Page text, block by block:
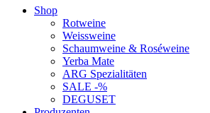
Shop
Rotweine
Weissweine
Schaumweine & Roséweine
Yerba Mate
ARG Spezialitäten
SALE -%
DEGUSET